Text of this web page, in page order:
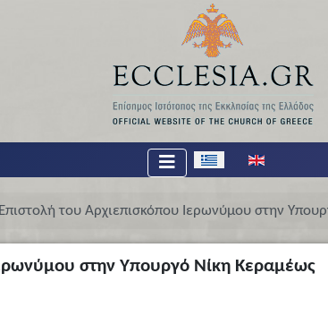
Επιλέξτε τη γλώσσα σας
Επιστολή του Αρχιεπισκόπου Ιερωνύμου στην
στην Υπουργό Νίκη Κεραμέως